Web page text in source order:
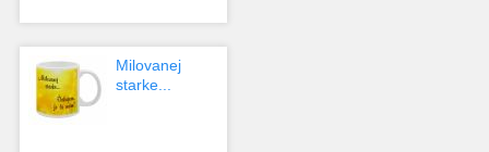
Milovanej
starke...